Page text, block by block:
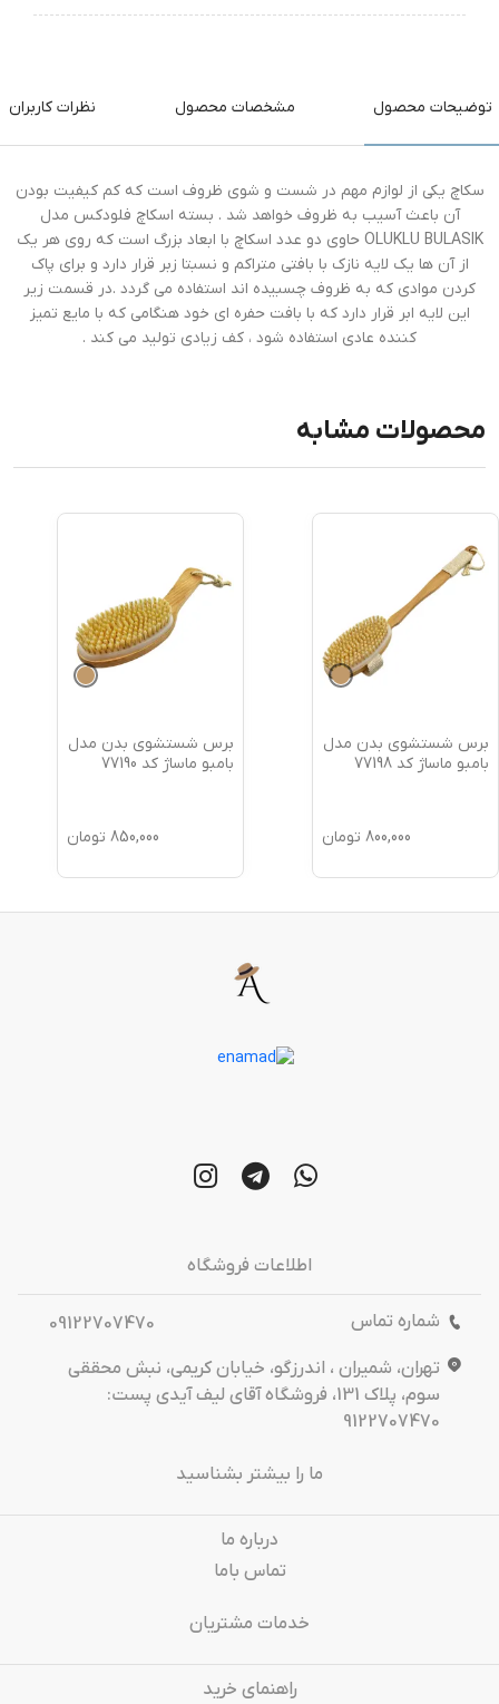
توضیحات محصول مشخصات محصول نظرات کاربران
سکاچ یکی از لوازم مهم در شست و شوی ظروف است که کم کیفیت بودن
آن باعث آسیب به ظروف خواهد شد . بسته اسکاچ فلودکس مدل
OLUKLU BULASIK حاوی دو عدد اسکاچ با ابعاد بزرگ است که روی هر یک
از آن ها یک لایه نازک با بافتی متراکم و نسبتا زبر قرار دارد و برای پاک
کردن موادی که به ظروف چسبیده اند استفاده می گردد .در قسمت زیر
این لایه ابر قرار دارد که با بافت حفره ای خود هنگامی که با مایع تمیز
کننده عادی استفاده شود ، کف زیادی تولید می کند .
محصولات مشابه
برس شستشوی بدن مدل
بامبو ماساژ کد 77198
800,000 تومان
برس شستشوی بدن مدل
بامبو ماساژ کد 77190
850,000 تومان
اطلاعات فروشگاه
شماره تماس
09122707470
تهران، شمیران ، اندرزگو، خیابان کریمی، نبش محققی
سوم، پلاک 131، فروشگاه آقای لیف آیدی پست:
9122707470
ما را بیشتر بشناسید
درباره‌ ما
تماس باما
خدمات مشتریان
راهنمای خرید